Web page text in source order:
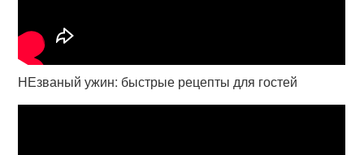
НЕзваный ужин: быстрые рецепты для гостей